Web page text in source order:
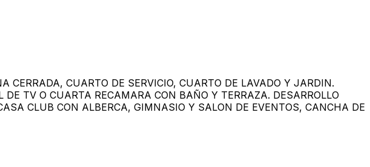
CUARTO DE SERVICIO, CUARTO DE LAVADO Y JARDIN.
TV O CUARTA RECAMARA CON BAÑO Y TERRAZA. DESARROLLO
CLUB CON ALBERCA, GIMNASIO Y SALON DE EVENTOS, CANCHA DE